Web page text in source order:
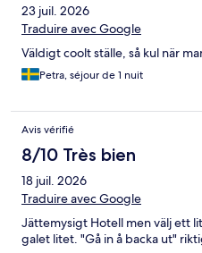
23 juil. 2026
Traduire avec Google
Väldigt coolt ställe, så kul när
Petra, séjour de 1 nuit
Avis vérifié
8/10 Très bien
18 juil. 2026
Traduire avec Google
Jättemysigt Hotell men välj ett
galet litet. "Gå in å backa ut"